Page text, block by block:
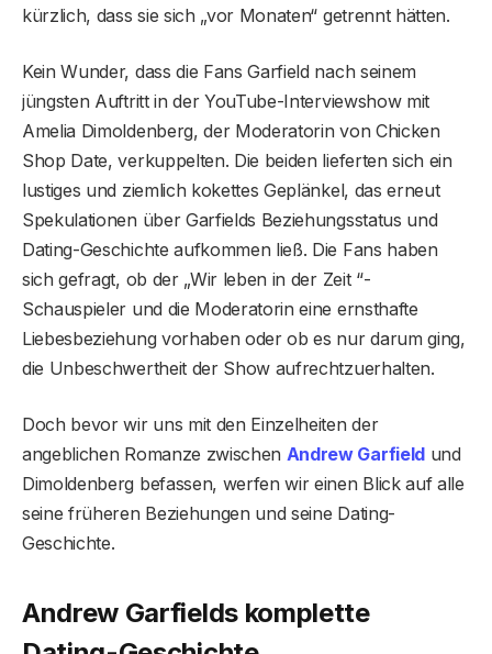
kürzlich, dass sie sich „vor Monaten“ getrennt hätten.
Kein Wunder, dass die Fans Garfield nach seinem
jüngsten Auftritt in der YouTube-Interviewshow mit
Amelia Dimoldenberg, der Moderatorin von Chicken
Shop Date, verkuppelten. Die beiden lieferten sich ein
lustiges und ziemlich kokettes Geplänkel, das erneut
Spekulationen über Garfields Beziehungsstatus und
Dating-Geschichte aufkommen ließ. Die Fans haben
sich gefragt, ob der „Wir leben in der Zeit “-
Schauspieler und die Moderatorin eine ernsthafte
Liebesbeziehung vorhaben oder ob es nur darum ging,
die Unbeschwertheit der Show aufrechtzuerhalten.
Doch bevor wir uns mit den Einzelheiten der
angeblichen Romanze zwischen Andrew Garfieldund
Dimoldenberg befassen, werfen wir einen Blick auf alle
seine früheren Beziehungen und seine Dating-
Geschichte.
Andrew Garfields komplette